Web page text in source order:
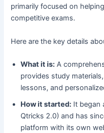
primarily focused on
competitive exams.
Here are the key details
What it is: A
provides study
lessons, and
How it started: It began
Qtricks 2.0) and has
platform with its own